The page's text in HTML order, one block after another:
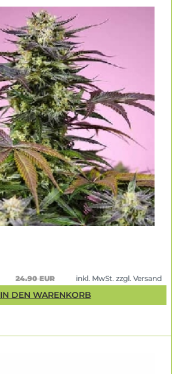
24.90 EUR inkl. MwSt. zzgl. Versand
IN DEN WARENKORB